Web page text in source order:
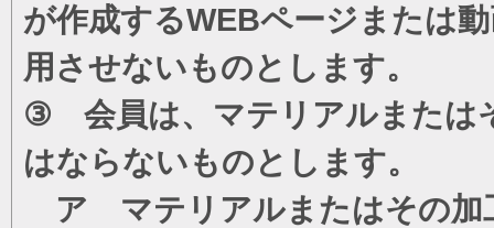
が作成するWEBページまたは
用させないものとします。
③ 会員は、マテリアルまたは
はならないものとします。
ア マテリアルまたはその加